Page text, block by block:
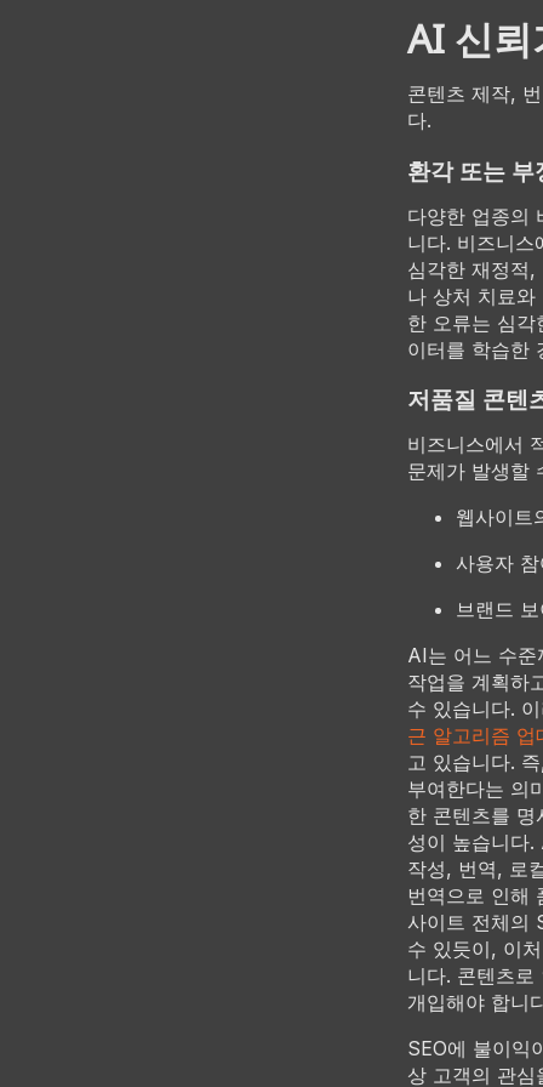
AI 신
콘텐츠 제작,
다.
환각 또는 부
다양한 업종의
니다. 비즈니
심각한 재정적
나 상처 치료
한 오류는 심
이터를 학습한
저품질 콘텐
비즈니스에서
문제가 발생할
웹사이트
사용자
브랜드
AI는 어느 수준
작업을 계획하
수 있습니다.
근 알고리즘 업
고 있습니다.
부여한다는 의
한 콘텐츠를
성이 높습니다
작성, 번역, 로
번역으로 인해
사이트 전체의
수 있듯이, 이
니다. 콘텐츠
개입해야 합니
SEO에 불이익
상 고객의 관